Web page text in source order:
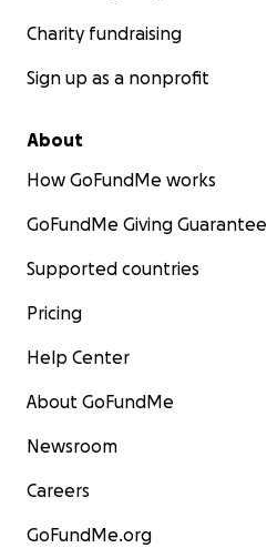
Charity fundraising
Sign up as a nonprofit
About
How GoFundMe works
GoFundMe Giving Guarantee
Supported countries
Pricing
Help Center
About GoFundMe
Newsroom
Careers
GoFundMe.org